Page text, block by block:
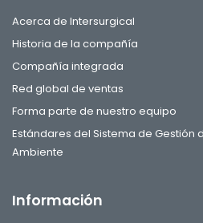
Acerca de Intersurgical
Historia de la compañía
Compañía integrada
Red global de ventas
Forma parte de nuestro equipo
Estándares del Sistema de Gestión
Ambiente
Información